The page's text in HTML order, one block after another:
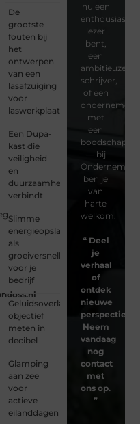
De
grootste
fouten bij
het
ontwerpen
van een
lasafzuiging
voor
laswerkplaatsen
Een Dupa-
kast die
veiligheid
en
duurzaamheid
verbindt
Slimme
energieopslag
als
groeiversneller
voor je
bedrijf
Geluidsoverlast
objectief
meten in
decibel
Glamping
aan zee
voor
actieve
eilanddagen
nu een
enthousiaste
lezer
bent,
een
ambitieuze
schrijver,
of een
ondernemer
met
een
boodschap
— bij
ben je
van
harte
welkom.
❝ Deel
je
verhaal
of
ontdek
nieuwe
Neem
vandaag
nog
contact
met
ons op.
❞